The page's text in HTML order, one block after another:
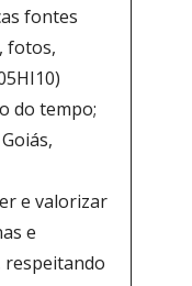
fontes
fotos,
do tempo;
e valorizar
e
respeitando